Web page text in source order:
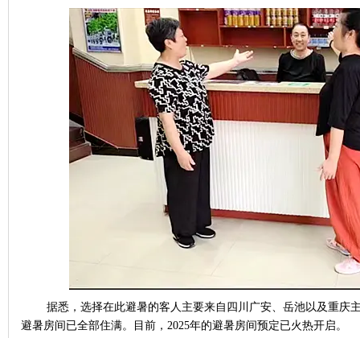
据悉，选择在此避暑的客人主要来自四川广安、岳池以及重庆
避暑房间已全部住满。目前， 2025年的避暑房间预定已火热开启。